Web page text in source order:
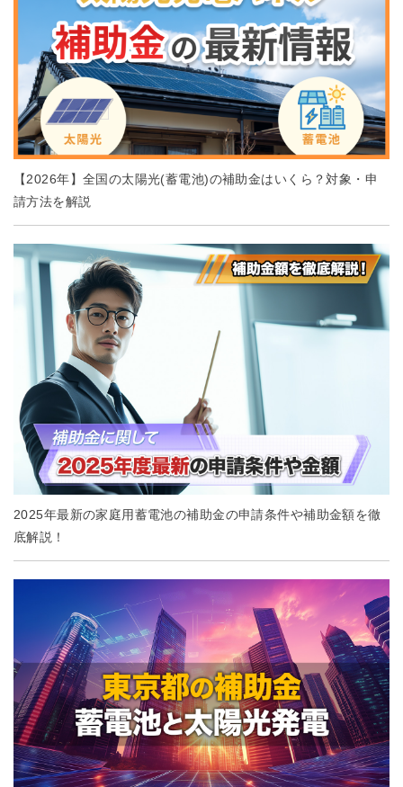
【2026年】全国の太陽光(蓄電池)の補助金はいくら？対象・申
請方法を解説
2025年最新の家庭用蓄電池の補助金の申請条件や補助金額を徹
底解説！